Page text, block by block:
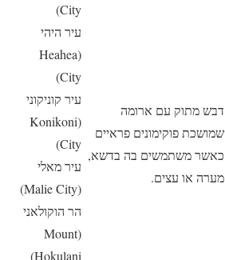
דבש מתוק עם ארומה
שמושכת פוקימונים פראיים
כאשר משתמשים בה בדשא,
מערה או עצים.
City)
עיר היהי
(Heahea
City)
עיר קוניקוני
(Konikoni
City)
עיר מאלי
(Malie City)
הר הוקולאני
(Mount
Hokulani)